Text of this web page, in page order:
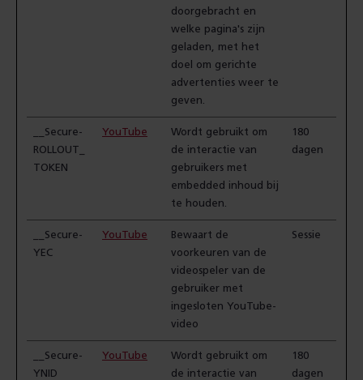
doorgebracht en
welke pagina's zijn
geladen, met het
doel om gerichte
advertenties weer te
geven.
__Secure-
ROLLOUT_
TOKEN
YouTube
Wordt gebruikt om
de interactie van
gebruikers met
embedded inhoud bij
te houden.
180
dagen
__Secure-
YEC
YouTube
Bewaart de
voorkeuren van de
videospeler van de
gebruiker met
ingesloten YouTube-
video
Sessie
__Secure-
YNID
YouTube
Wordt gebruikt om
de interactie van
180
dagen